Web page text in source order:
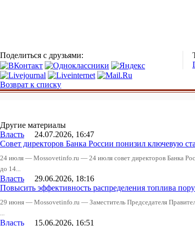
Поделиться с друзьями:
Возврат к списку
Другие материалы
Власть 24.07.2026, 16:47
Совет директоров Банка России понизил ключевую
24 июля — Mossovetinfo.ru — 24 июля совет директоров Банка
до 14...
Власть 29.06.2026, 18:16
Повысить эффективность распределения топлива
29 июня — Mossovetinfo.ru — Заместитель Председателя
...
Власть 15.06.2026, 16:51